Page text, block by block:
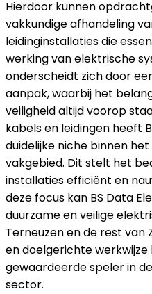
Hierdoor kunnen
vakkundige afhandeling
leidinginstallaties die
werking van elektrische
onderscheidt zich door
aanpak, waarbij het
veiligheid altijd voorop
kabels en leidingen heeft
duidelijke niche binnen
vakgebied. Dit stelt het
installaties efficiënt en
deze focus kan BS Data
duurzame en veilige
Terneuzen en de rest van
en doelgerichte
gewaardeerde speler in
sector.